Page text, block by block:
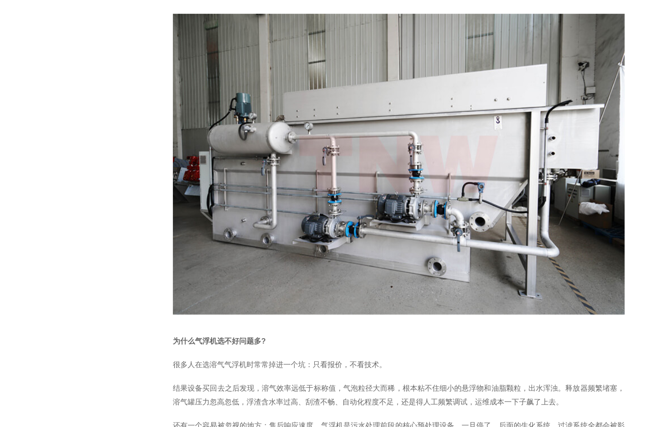
为什么气浮机选不好问题多?
很多人在选溶气气浮机时常常掉进一个坑：只看报价，不看技术。
结果设备买回去之后发现，溶气效率远低于标称值，气泡粒径大而稀，根本粘不住细小的悬浮物和油脂颗粒，出水浑浊。释放器频繁堵塞，
溶气罐压力忽高忽低，浮渣含水率过高、刮渣不畅、自动化程度不足，还是得人工频繁调试，运维成本一下子飙了上去。
还有一个容易被忽视的地方：售后响应速度。气浮机是污水处理前段的核心预处理设备，一旦停了，后面的生化系统、过滤系统全都会被影